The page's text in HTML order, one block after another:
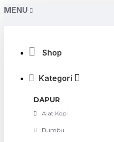
MENU
Shop
Kategori
DAPUR
Alat Kopi
Bumbu